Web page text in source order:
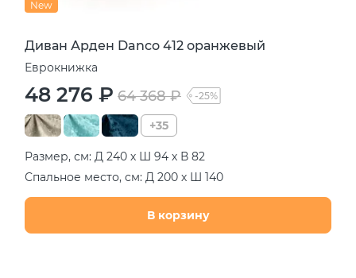
New
Диван Арден Danco 412 оранжевый
Еврокнижка
48 276 ₽ 64 368 ₽ -25%
+35
Размер, см: Д 240 х Ш 94 х В 82
Спальное место, см: Д 200 х Ш 140
В корзину